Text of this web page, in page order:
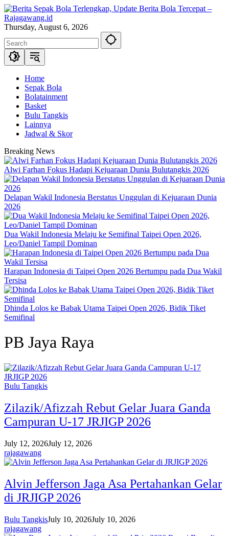
Skip
to
content
Thursday, August 6, 2026
Home
Sepak Bola
Bolatainment
Basket
Bulu Tangkis
Lainnya
Jadwal & Skor
Breaking News
Alwi Farhan Fokus Hadapi Kejuaraan Dunia Bulutangkis 2026
Delapan Wakil Indonesia Berstatus Unggulan di Kejuaraan Dunia
2026
Dua Wakil Indonesia Melaju ke Semifinal Taipei Open 2026,
Leo/Daniel Tampil Dominan
Harapan Indonesia di Taipei Open 2026 Bertumpu pada Dua Wakil
Tersisa
Dhinda Lolos ke Babak Utama Taipei Open 2026, Bidik Tiket
Semifinal
PB Jaya Raya
Bulu Tangkis
Zilazik/Afizzah Rebut Gelar Juara Ganda
Campuran U-17 JRJIGP 2026
July 12, 2026July 12, 2026
rajagawang
Alvin Jefferson Jaga Asa Pertahankan Gelar
di JRJIGP 2026
Bulu TangkisJuly 10, 2026July 10, 2026
rajagawang